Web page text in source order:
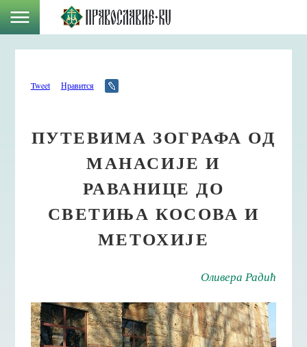
Tweet Нравится
ПУТЕВИМА ЗОГРАФА ОД
МАНАСИЈЕ И
РАВАНИЦЕ ДО
СВЕТИЊА КОСОВА И
МЕТОХИЈЕ
Оливера Радић